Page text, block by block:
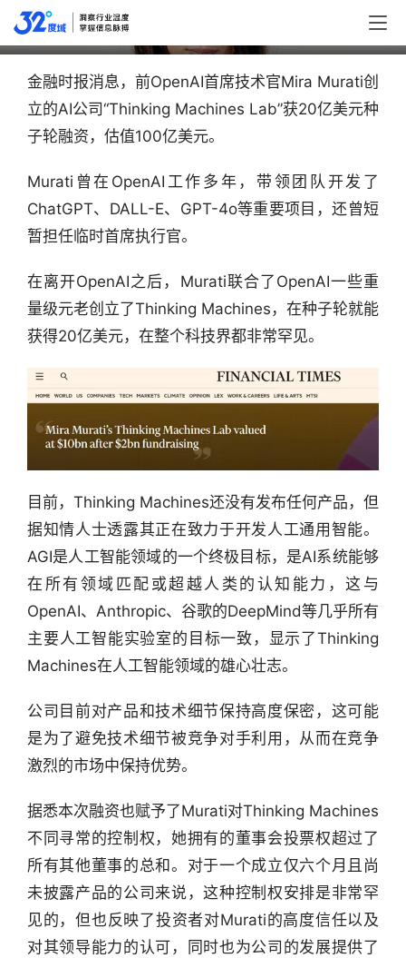
业
快
报
资
选
头
条
亿美元
金融时报消息，前OpenAI首席技术官Mira Murati创
立的AI公司“Thinking Machines Lab”获20亿美元种
子轮融资，估值100亿美元。
Murati曾在OpenAI工作多年，带领团队开发了
ChatGPT、DALL-E、GPT-4o等重要项目，还曾短
暂担任临时首席执行官。
在离开OpenAI之后，Murati联合了OpenAI一些重
量级元老创立了Thinking Machines，在种子轮就能
获得20亿美元，在整个科技界都非常罕见。
目前，Thinking Machines还没有发布任何产品，但
据知情人士透露其正在致力于开发人工通用智能。
AGI是人工智能领域的一个终极目标，是AI系统能够
在所有领域匹配或超越人类的认知能力，这与
OpenAI、Anthropic、谷歌的DeepMind等几乎所有
主要人工智能实验室的目标一致，显示了Thinking
Machines在人工智能领域的雄心壮志。
公司目前对产品和技术细节保持高度保密，这可能
是为了避免技术细节被竞争对手利用，从而在竞争
激烈的市场中保持优势。
据悉本次融资也赋予了Murati对Thinking Machines
不同寻常的控制权，她拥有的董事会投票权超过了
所有其他董事的总和。对于一个成立仅六个月且尚
未披露产品的公司来说，这种控制权安排是非常罕
见的，但也反映了投资者对Murati的高度信任以及
对其领导能力的认可，同时也为公司的发展提供了